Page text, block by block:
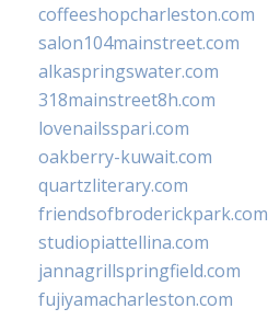
coffeeshopcharleston.com
salon104mainstreet.com
alkaspringswater.com
318mainstreet8h.com
lovenailsspari.com
oakberry-kuwait.com
quartzliterary.com
friendsofbroderickpark.com
studiopiattellina.com
jannagrillspringfield.com
fujiyamacharleston.com